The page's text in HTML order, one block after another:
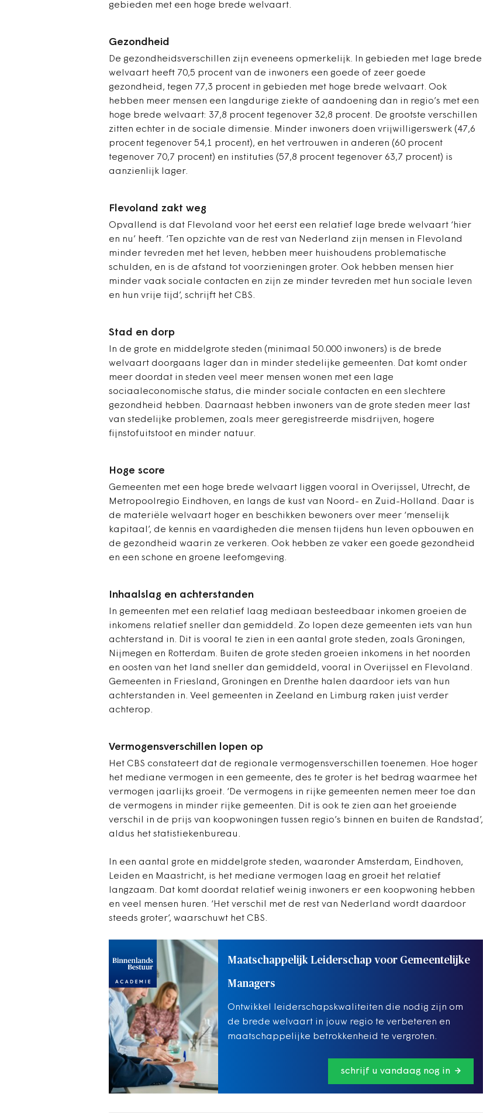
gebieden met een hoge brede welvaart.
Gezondheid
De gezondheidsverschillen zijn eveneens opmerkelijk. In gebieden met lage brede
welvaart heeft 70,5 procent van de inwoners een goede of zeer goede
gezondheid, tegen 77,3 procent in gebieden met hoge brede welvaart. Ook
hebben meer mensen een langdurige ziekte of aandoening dan in regio’s met een
hoge brede welvaart: 37,8 procent tegenover 32,8 procent. De grootste verschillen
zitten echter in de sociale dimensie. Minder inwoners doen vrijwilligerswerk (47,6
procent tegenover 54,1 procent), en het vertrouwen in anderen (60 procent
tegenover 70,7 procent) en instituties (57,8 procent tegenover 63,7 procent) is
aanzienlijk lager.
Flevoland zakt weg
Opvallend is dat Flevoland voor het eerst een relatief lage brede welvaart ‘hier
en nu’ heeft. ‘Ten opzichte van de rest van Nederland zijn mensen in Flevoland
minder tevreden met het leven, hebben meer huishoudens problematische
schulden, en is de afstand tot voorzieningen groter. Ook hebben mensen hier
minder vaak sociale contacten en zijn ze minder tevreden met hun sociale leven
en hun vrije tijd’, schrijft het CBS.
Stad en dorp
In de grote en middelgrote steden (minimaal 50.000 inwoners) is de brede
welvaart doorgaans lager dan in minder stedelijke gemeenten. Dat komt onder
meer doordat in steden veel meer mensen wonen met een lage
sociaaleconomische status, die minder sociale contacten en een slechtere
gezondheid hebben. Daarnaast hebben inwoners van de grote steden meer last
van stedelijke problemen, zoals meer geregistreerde misdrijven, hogere
fijnstofuitstoot en minder natuur.
Hoge score
Gemeenten met een hoge brede welvaart liggen vooral in Overijssel, Utrecht, de
Metropoolregio Eindhoven, en langs de kust van Noord- en Zuid-Holland. Daar is
de materiële welvaart hoger en beschikken bewoners over meer ‘menselijk
kapitaal’, de kennis en vaardigheden die mensen tijdens hun leven opbouwen en
de gezondheid waarin ze verkeren. Ook hebben ze vaker een goede gezondheid
en een schone en groene leefomgeving.
Inhaalslag en achterstanden
In gemeenten met een relatief laag mediaan besteedbaar inkomen groeien de
inkomens relatief sneller dan gemiddeld. Zo lopen deze gemeenten iets van hun
achterstand in. Dit is vooral te zien in een aantal grote steden, zoals Groningen,
Nijmegen en Rotterdam. Buiten de grote steden groeien inkomens in het noorden
en oosten van het land sneller dan gemiddeld, vooral in Overijssel en Flevoland.
Gemeenten in Friesland, Groningen en Drenthe halen daardoor iets van hun
achterstanden in. Veel gemeenten in Zeeland en Limburg raken juist verder
achterop.
Vermogensverschillen lopen op
Het CBS constateert dat de regionale vermogensverschillen toenemen. Hoe hoger
het mediane vermogen in een gemeente, des te groter is het bedrag waarmee het
vermogen jaarlijks groeit. ‘De vermogens in rijke gemeenten nemen meer toe dan
de vermogens in minder rijke gemeenten. Dit is ook te zien aan het groeiende
verschil in de prijs van koopwoningen tussen regio’s binnen en buiten de Randstad’,
aldus het statistiekenbureau.
In een aantal grote en middelgrote steden, waaronder Amsterdam, Eindhoven,
Leiden en Maastricht, is het mediane vermogen laag en groeit het relatief
langzaam. Dat komt doordat relatief weinig inwoners er een koopwoning hebben
en veel mensen huren. ‘Het verschil met de rest van Nederland wordt daardoor
steeds groter’, waarschuwt het CBS.
Maatschappelijk Leiderschap voor Gemeentelijke
Managers
Ontwikkel leiderschapskwaliteiten die nodig zijn om
de brede welvaart in jouw regio te verbeteren en
maatschappelijke betrokkenheid te vergroten.
schrijf u vandaag nog in